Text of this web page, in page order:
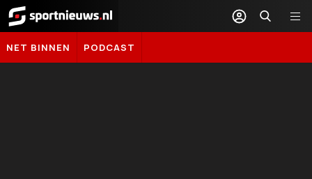
Sportnieuws.nl
NET BINNEN PODCAST